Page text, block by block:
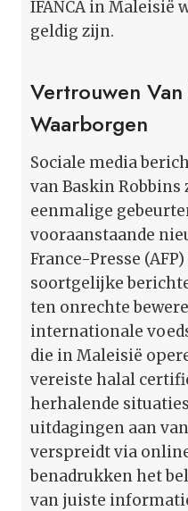
IFANCA in Maleisië
geldig zijn.
Vertrouwen
Waarborgen
Sociale media
van Baskin
eenmalige
vooraanstaande
France-Presse
soortgelijke
ten onrechte
internationale
die in Maleisië
vereiste halal
herhalende
uitdagingen aan
verspreidt via
benadrukken het
van juiste